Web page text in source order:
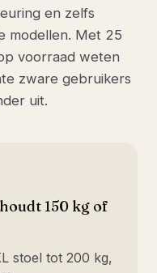
en zelfs
modellen. Met 25
voorraad weten
zware gebruikers
uit.
150 kg of
stoel tot 200 kg,